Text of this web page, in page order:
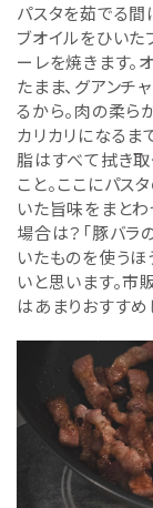
パスタを茹でる間
ブオイルをひいた
ーレを焼きます。
たまま、グアンチ
るから。肉の柔ら
カリカリになるま
脂はすべて拭き取
こと。ここにパス
いた旨味をまとわ
場合は？「豚バラ
いたものを使うほ
いと思います。市
はあまりおすすめ